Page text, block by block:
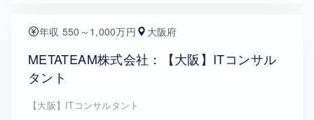
年収 550～1,000万円 大阪府
METATEAM株式会社：【大阪】ITコンサル
タント
【大阪】ITコンサルタント